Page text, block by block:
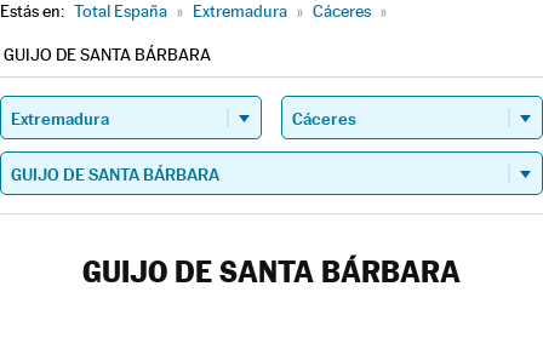
Estás en: Total España » Extremadura » Cáceres »
GUIJO DE SANTA BÁRBARA
GUIJO DE SANTA BÁRBARA